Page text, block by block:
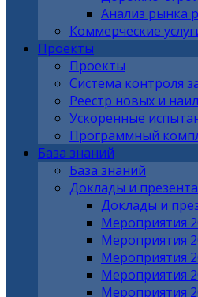
Анализ рынка
Коммерческие
Проекты
Проекты
Система контроля
Реестр новых и
Ускоренные
Программный
База знаний
База знаний
Доклады и
Доклады и
Мероприятия
Мероприятия
Мероприятия
Мероприятия
Мероприятия